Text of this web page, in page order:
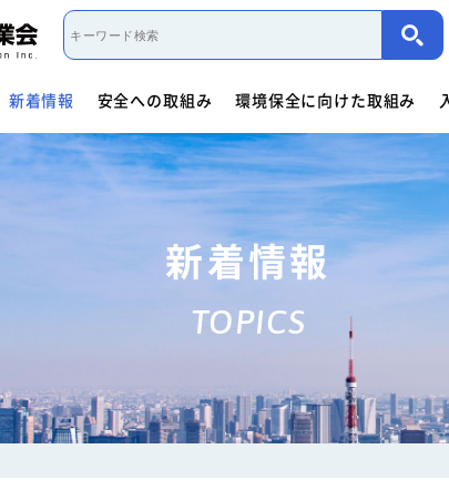
団体概要 役員一覧
活動指針・活動内容
組織
新着情報 安全への取組み
制度・法規
- サイバーセキュリティー対応
- 架
- トレーラ点検整備実施要領
- 難
- 特装車メンテナンスニュース
- その他のお知らせ
環境保全に向けた取組み
取組み概要 活動内容
- 商用車架装物リサイク
- 生産における環境保全
解体マニュアル一覧 架装物判別ガイ
環境対応事例
会員資格について 入会方法
働くクルマ図
カーボンニュートラル（会員限定）
商用車架装物リサイクルへの対応
協力事業者制度
架装物判別ガイドライン
入会案内
会員資格について
会員検索
車体工業会ってな
活動内容
働くクルマ図鑑
会員ページ
新着情報
TOPICS